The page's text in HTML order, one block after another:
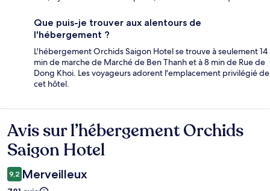
Que puis-je trouver aux alentours de
l'hébergement ?
L'hébergement Orchids Saigon Hotel se trouve à seulement 14
min de marche de Marché de Ben Thanh et à 8 min de Rue de
Dong Khoi. Les voyageurs adorent l'emplacement privilégié de
cet hôtel.
Avis
Avis sur l’hébergement Orchids
Saigon Hotel
9,2 Merveilleux